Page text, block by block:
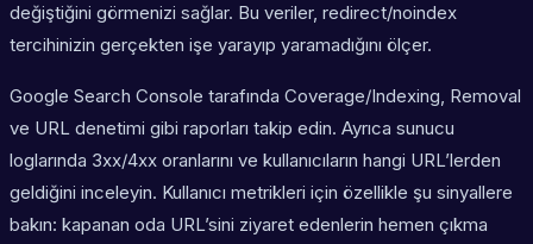
değiştiğini görmenizi sağlar. Bu veriler, redirect/noindex
tercihinizin gerçekten işe yarayıp yaramadığını ölçer.
Google Search Console tarafında Coverage/Indexing, Removal
ve URL denetimi gibi raporları takip edin. Ayrıca sunucu
loglarında 3xx/4xx oranlarını ve kullanıcıların hangi URL’lerden
geldiğini inceleyin. Kullanıcı metrikleri için özellikle şu sinyallere
bakın: kapanan oda URL’sini ziyaret edenlerin hemen çıkma